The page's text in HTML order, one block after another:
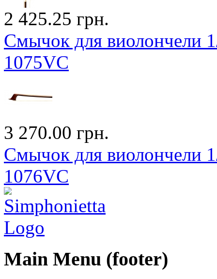
2 425.25 грн.
Смычок для виолончели
1075VC
3 270.00 грн.
Смычок для виолончели
1076VC
Main Menu (footer)